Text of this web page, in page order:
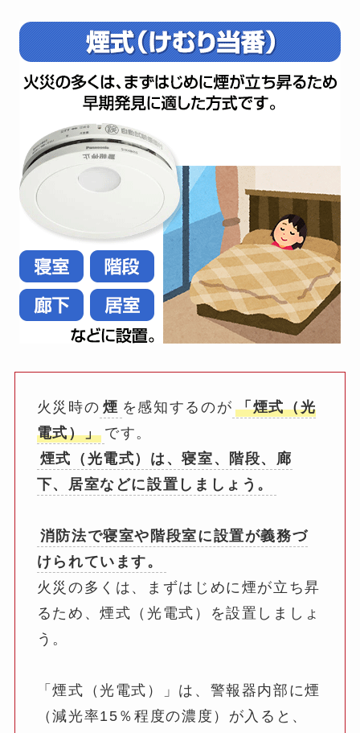
火災時の 煙 を感知するのが 「煙式（光
電式）」 です。
煙式（光電式）は、寝室、階段、廊
下、居室などに設置しましょう。
消防法で寝室や階段室に設置が義務づ
けられています。
火災の多くは、まずはじめに煙が立ち昇
るため、煙式（光電式）を設置しましょ
う。
「煙式（光電式）」は、警報器内部に煙
（減光率15％程度の濃度）が入ると、